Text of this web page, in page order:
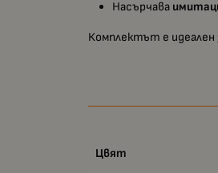
Насърчава
Комплектът е
Цвят